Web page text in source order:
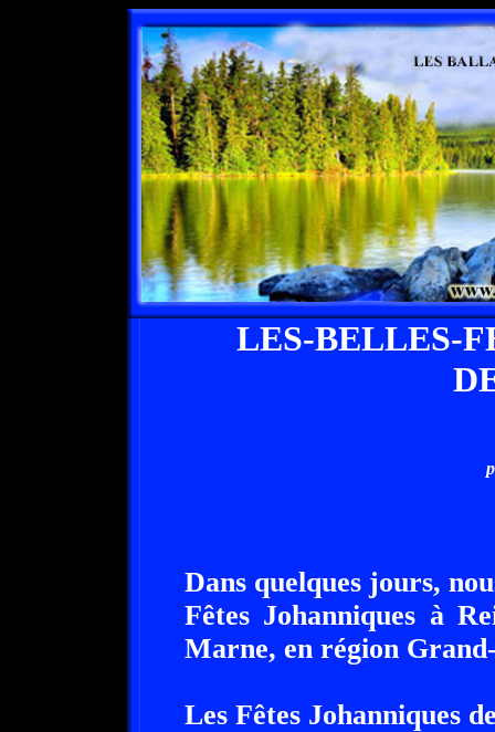
LES-BELLES-
Dans quelques jours,
Fêtes Johanniques à
Marne, en région
Les Fêtes Johanniques